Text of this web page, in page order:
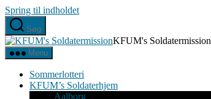
Spring til indholdet
Søg
KFUM's Soldatermission
Menu
Sommerlotteri
KFUM’s Soldaterhjem
Aalborg